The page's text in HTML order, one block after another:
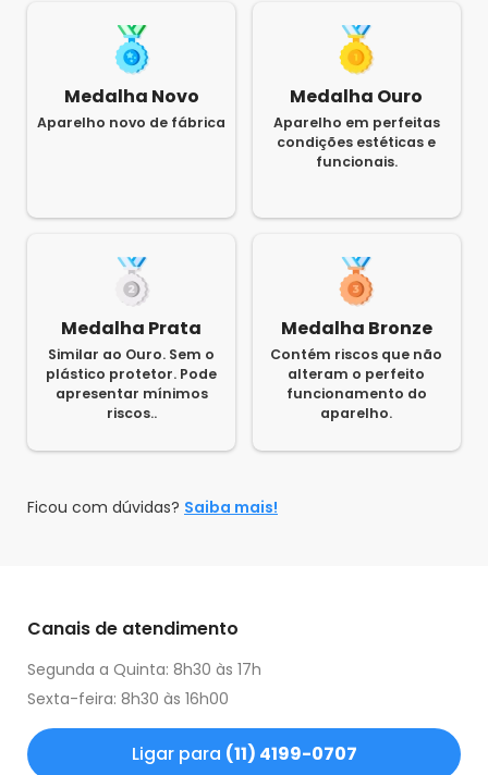
Medalha Novo
Aparelho novo de fábrica
Medalha Ouro
Aparelho em perfeitas
condições estéticas e
funcionais.
Medalha Prata
Similar ao Ouro. Sem o
plástico protetor. Pode
apresentar mínimos
riscos..
Medalha Bronze
Contém riscos que não
alteram o perfeito
funcionamento do
aparelho.
Ficou com dúvidas? Saiba mais!
Canais de atendimento
Segunda a Quinta: 8h30 às 17h
Sexta-feira: 8h30 às 16h00
Ligar para (11) 4199-0707